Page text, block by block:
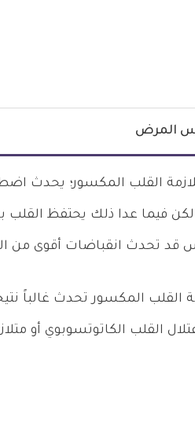
المرض
القلب المكسور؛ يحدث
لكن فيما عدا ذلك يحتفظ القلب
قد تحدث انقباضات أقوى من
القلب المكسور تحدث غالباً
القلب الكاتوتسوبوي أو